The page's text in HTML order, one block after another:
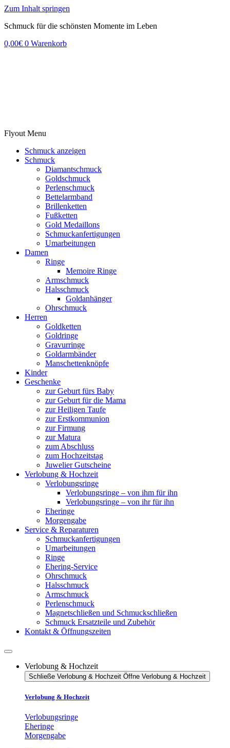
Zum Inhalt springen
Schmuck für die schönsten Momente im Leben
0,00€ 0 Warenkorb
Flyout Menu
Schmuck anzeigen
Schmuck
Diamantschmuck
Goldschmuck
Perlenschmuck
Bettelarmband
Brillenketten
Fußketten
Gold Medaillons
Schmuckanfertigungen
Umarbeitungen
Damen
Ringe
Memoire Ringe
Armschmuck
Halsschmuck
Goldanhänger
Ohrschmuck
Herren
Goldketten
Goldringe
Gravurringe
Goldarmbänder
Manschettenknöpfe
Kinder
Geschenke
zur Geburt fürs Baby
zur Geburt für die Mama
zur Heiligen Taufe
zur Erstkommunion
zur Firmung
zur Matura
zum Abschluss
zum Hochzeitstag
Juwelier Gutscheine
Verlobung & Hochzeit
Verlobungsringe
Verlobungsringe – von ihm für ihn
Verlobungsringe – von ihr für ihn
Eheringe
Morgengabe
Service & Reparaturen
Schmuckanfertigungen
Umarbeitungen
Ringe
Ehering-Service
Ohrschmuck
Halsschmuck
Armschmuck
Perlenschmuck
Magnetschließen und Schmuckschließen
Schmuck Ersatzteile und Zubehör
Kontakt & Öffnungszeiten
Verlobung & Hochzeit
Schließe Verlobung & Hochzeit Öffne Verlobung & Hochzeit
Verlobung & Hochzeit
Verlobungsringe
Eheringe
Morgengabe